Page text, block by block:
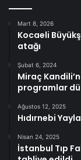
Mart 8, 2026
Kocaeli
atağı
Şubat 6, 2024
Miraç
programlar
Ağustos 12, 2025
Hıdırnebi
Nisan 24, 2025
İstanbul Tıp